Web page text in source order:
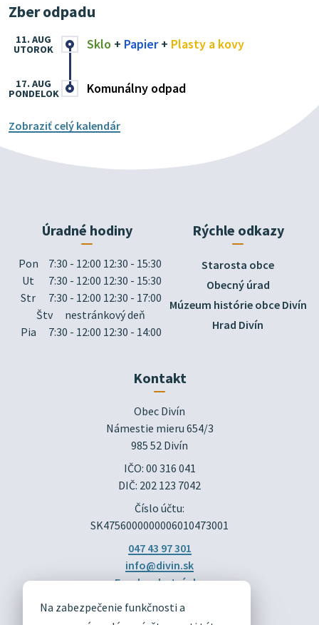
Na zabezpečenie funkčnosti a
Zber odpadu
Sklo + Papier+ Plasty a kovy
11. AUG
UTOROK
Komunálny odpad
17. AUG
PONDELOK
Zobraziť celý kalendár
Úradné hodiny
Pon
7:30 - 12:00 12:30 - 15:30
Ut
7:30 - 12:00 12:30 - 15:30
Str
7:30 - 12:00 12:30 - 17:00
Štv
nestránkový deň
Pia
7:30 - 12:00 12:30 - 14:00
Rýchle odkazy
Starosta obce
Obecný úrad
Múzeum histórie obce Divín
Hrad Divín
Kontakt
Obec Divín
Námestie mieru 654/3
985 52 Divín
IČO: 00 316 041
DIČ: 202 123 7042
Číslo účtu:
SK4756000000006010473001
047 43 97 301
info@divin.sk
Facebook stránka